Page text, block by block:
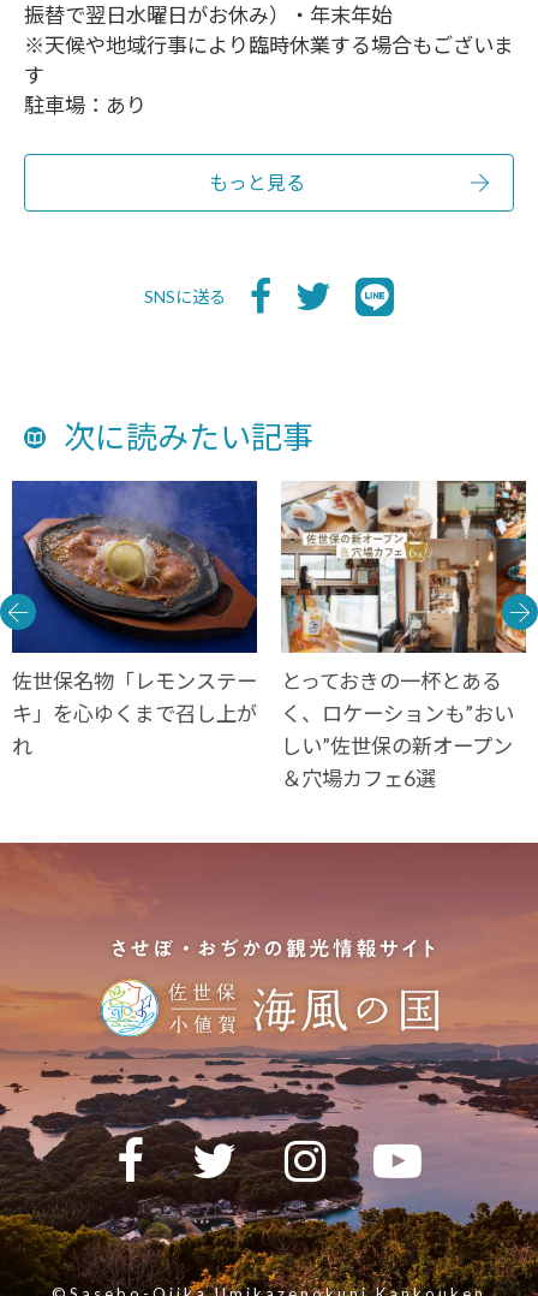
振替で翌日水曜日がお休み）・年末年始
※天候や地域行事により臨時休業する場合もございま
す
駐車場：あり
もっと見る
SNSに送る
次に読みたい記事
佐世保名物「レモンステー
キ」を心ゆくまで召し上が
れ
とっておきの一杯とある
く、ロケーションも”おい
しい”佐世保の新オープン
＆穴場カフェ6選